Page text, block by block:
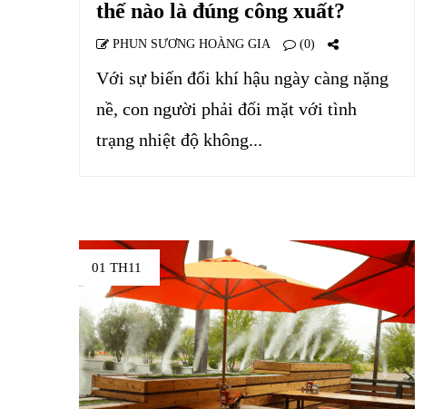
thế nào là đúng công xuất?
PHUN SƯƠNG HOÀNG GIA (0)
Với sự biến đổi khí hậu ngày càng nặng
nề, con người phải đối mặt với tình
trạng nhiệt độ không...
01 TH11